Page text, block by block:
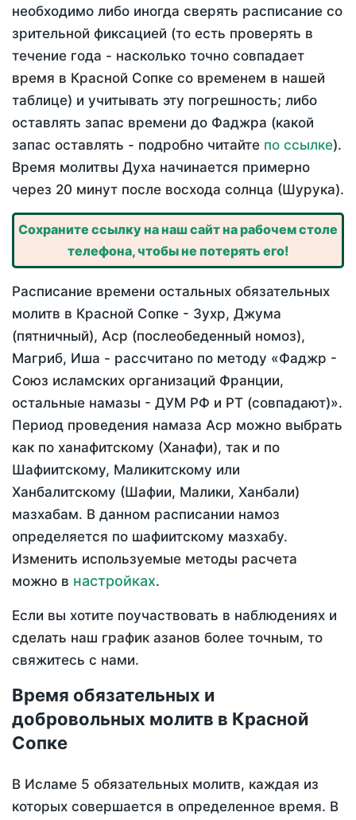
необходимо либо иногда сверять расписание со
зрительной фиксацией (то есть проверять в
течение года - насколько точно совпадает
время в Красной Сопке со временем в нашей
таблице) и учитывать эту погрешность; либо
оставлять запас времени до Фаджра (какой
запас оставлять - подробно читайте по ссылке).
Время молитвы Духа начинается примерно
через 20 минут после восхода солнца (Шурука).
Сохраните ссылку на наш сайт на рабочем столе
телефона, чтобы не потерять его!
Расписание времени остальных обязательных
молитв в Красной Сопке - Зухр, Джума
(пятничный), Аср (послеобеденный номоз),
Магриб, Иша - рассчитано по методу «Фаджр -
Союз исламских организаций Франции,
остальные намазы - ДУМ РФ и РТ (совпадают)».
Период проведения намаза Аср можно выбрать
как по ханафитскому (Ханафи), так и по
Шафиитскому, Маликитскому или
Ханбалитскому (Шафии, Малики, Ханбали)
мазхабам. В данном расписании намоз
определяется по шафиитскому мазхабу.
Изменить используемые методы расчета
можно в настройках.
Если вы хотите поучаствовать в наблюдениях и
сделать наш график азанов более точным, то
свяжитесь с нами.
Время обязательных и
добровольных молитв в Красной
Сопке
В Исламе 5 обязательных молитв, каждая из
которых совершается в определенное время. В